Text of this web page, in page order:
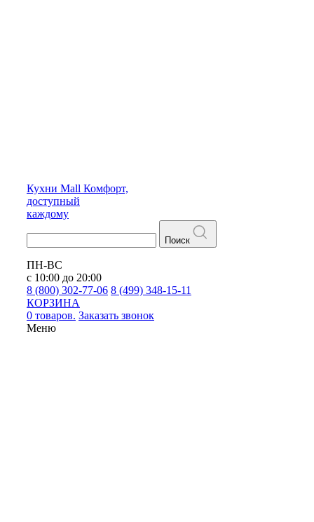
Кухни Mall Комфорт,
доступный
каждому
Поиск
ПН-ВС
с 10:00 до 20:00
8 (800) 302-77-06 8 (499) 348-15-11
КОРЗИНА
0 товаров. Заказать звонок
Меню